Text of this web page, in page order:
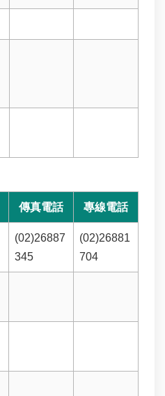
傳真電話 專線電話
(02)26887
345
(02)26881
704